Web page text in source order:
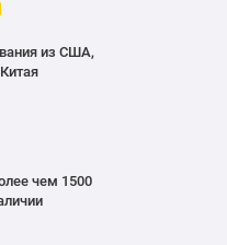
из США,
чем 1500